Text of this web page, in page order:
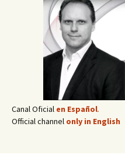
Canal Oficial en Español.
Official channel only in English